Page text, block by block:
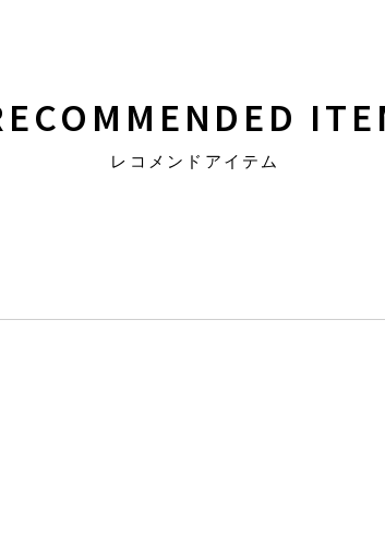
レコメンドアイテム